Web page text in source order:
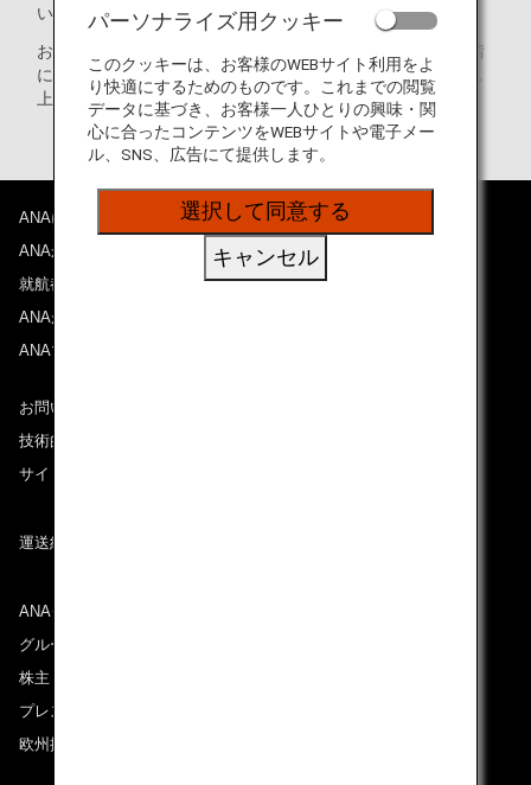
いただきます。
お客様には大変お手数をお掛けいたしますが、日本当局要請
による確認となっております。ご理解ご協力の程お願い申し
上げます。
ANAについて
ANAからのお知らせ
就航都市
ANAがお約束する体験
ANAマイレージクラブ
お問い合わせ
技術的なお問い合わせ（推奨環境）
サイトマップ
運送約款
ANAグループについて
グループ企業一覧
株主・投資家情報
プレスリリース
欧州採用情報
パーソナライズ用クッキー
このクッキーは、お客様のWEBサイト利用をよ
り快適にするためのものです。これまでの閲覧
データに基づき、お客様一人ひとりの興味・関
心に合ったコンテンツをWEBサイトや電子メー
ル、SNS、広告にて提供します。
選択して同意する
キャンセル